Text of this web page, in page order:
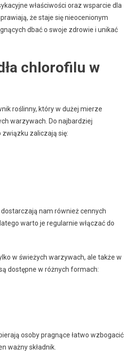
właściwości oraz wsparcie dla
że staje się nieocenionym
dbać o swoje zdrowie i unikać
chlorofilu w
roślinny, który w dużej mierze
warzywach. Do najbardziej
zaliczają się:
nam również cennych
warto je regularnie włączać do
w świeżych warzywach, ale także w
dostępne w różnych formach:
osoby pragnące łatwo wzbogacić
ważny składnik.